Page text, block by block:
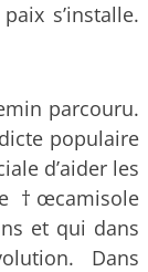
s’installe.
parcouru.
populaire
d’aider les
†œcamisole
et qui dans
Dans